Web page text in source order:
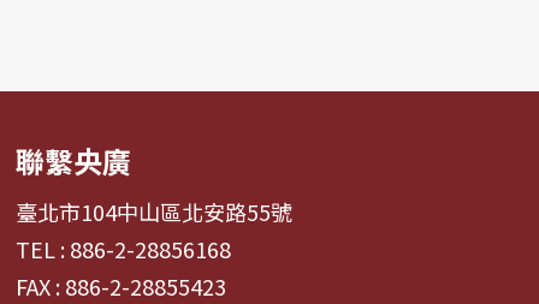
聯繫央廣
臺北市104中山區北安路55號
TEL : 886-2-28856168
FAX : 886-2-28855423